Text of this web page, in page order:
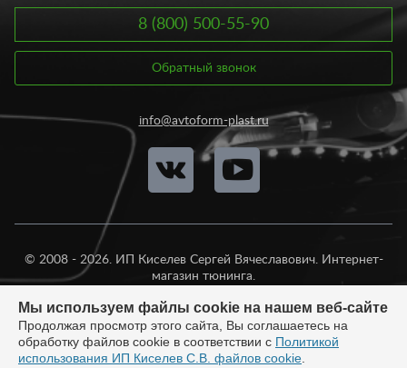
временем выходят из строя и теряют прежнюю
привлекательность. Замена отдельных деталей влечет за
собой серьезные технические последствия.
Купить товары для интерьера машины вы можете по вполне
50 рублей, ковриков в багажник – от 450 рублей, ковриков на
панель – от 150 рублей, накладок на ковролин – от 590
рублей, органайзеров – от 390 рублей, обшивок – от 550
рублей. Все это вы можете заказать у нас онлайн, не выходя из
дома или офиса. Достаточно положить товар в корзину и
оформить заказ. Если вы сомневаетесь в выборе товаров для
интерьера автомобиля, наши специалисты готовы вам
подобрать оптимальный вариант.
8 (800) 500-55-90
Обратный звонок
info@avtoform-plast.ru
© 2008 - 2026. ИП Киселев Сергей Вячеславович. Интернет-
магазин тюнинга.
Мы используем файлы cookie на нашем веб-сайте
Продолжая просмотр этого сайта, Вы соглашаетесь на
обработку файлов cookie в соответствии с Политикой
использования ИП Киселев С.В. файлов cookie